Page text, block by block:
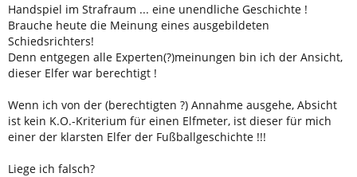
Handspiel im Strafraum ... eine unendliche Geschichte !
Brauche heute die Meinung eines ausgebildeten
Schiedsrichters!
Denn entgegen alle Experten(?)meinungen bin ich der Ansicht,
dieser Elfer war berechtigt !
Wenn ich von der (berechtigten ?) Annahme ausgehe, Absicht
ist kein K.O.-Kriterium für einen Elfmeter, ist dieser für mich
einer der klarsten Elfer der Fußballgeschichte !!!
Liege ich falsch?